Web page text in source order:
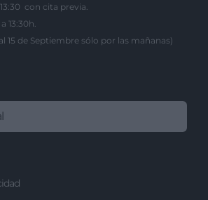
con cita previa.
13:30h.
15 de Septiembre sólo por las mañanas)